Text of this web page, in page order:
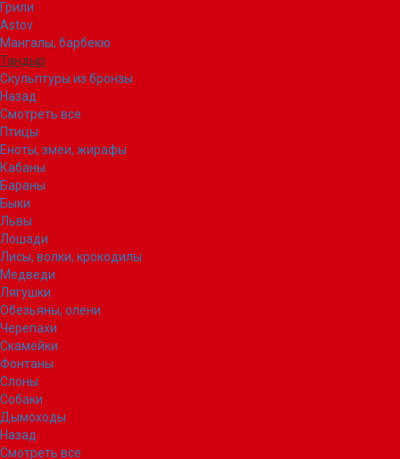
Грили
Astov
Мангалы, барбекю
Тандыр
Скульптуры из бронзы
Назад
Смотреть все
Птицы
Еноты, змеи, жирафы
Кабаны
Бараны
Быки
Львы
Лошади
Лисы, волки, крокодилы
Медведи
Лягушки
Обезьяны, олени
Черепахи
Скамейки
Фонтаны
Слоны
Собаки
Дымоходы
Назад
Смотреть все